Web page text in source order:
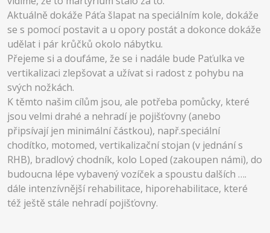
Aktuálně dokáže Páťa šlapat na speciálním kole, dokáže
se s pomocí postavit a u opory postát a dokonce dokáže
udělat i pár krůčků okolo nábytku.
Přejeme si a doufáme, že se i nadále bude Paťulka ve
vertikalizaci zlepšovat a užívat si radost z pohybu na
svých nožkách.
K těmto našim cílům jsou, ale potřeba pomůcky, které
jsou velmi drahé a nehradí je pojišťovny (anebo
připsívají jen minimální částkou), např.speciální
chodítko, motomed, vertikalizační stojan (v jednání s
RHB), bradlový chodník, kolo Loped (zakoupen námi), do
budoucna lépe vybavený vozíček a spoustu dalších ….
dále intenzívnější rehabilitace, hiporehabilitace, které
též ještě stále nehradí pojišťovny.